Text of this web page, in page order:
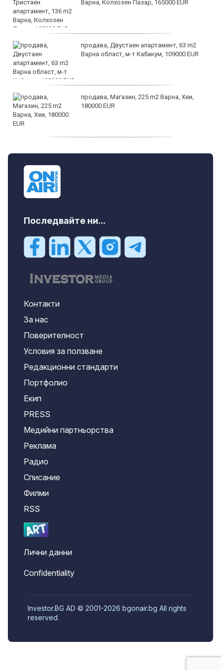
Варна, Колхозен Пазар, 165000 EUR
продава, Двустаен апартамент, 63 m2
Варна област, м-т Кабакум, 109000 EUR
продава, Магазин, 225 m2 Варна, Хеи,
180000 EUR
Последвайте ни...
Контакти
За нас
Поверителност
Условия за ползване
Редакционни стандарти
Портфолио
Екип
PRESS
Медийни партньорства
Реклама
Радио
Списание
Филми
RSS
Лични данни
Confidentiality
Investor.BG AD © 2001-2026 bgonair.bg All rights
reserved.